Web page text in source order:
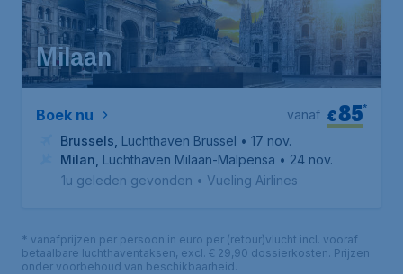
Milaan
Boek nu €85*
vanaf
Brussels Luchthaven Brussel • 17 nov.
Milan Luchthaven Milaan-Malpensa • 24 nov.
1u geleden gevonden • Vueling Airlines
* vanafprijzen per persoon in euro per (retour)vlucht incl. vooraf
betaalbare luchthaventaksen, excl. € 29,90 dossierkosten. Prijzen
onder voorbehoud van beschikbaarheid.